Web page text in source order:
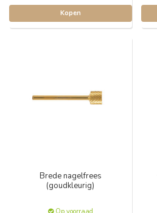
Kopen
Brede nagelfrees
(goudkleurig)